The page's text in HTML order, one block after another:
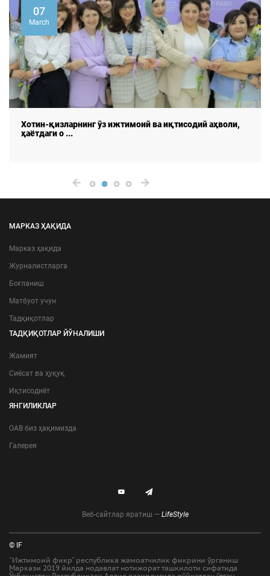
07
March
Хотин-қизларнинг ўз ижтимоий ва иқтисодий аҳволи,
ҳаётдаги о ...
МАРКАЗ ҲАҚИДА
Марказ ҳақида
Журналистларга
Боғланиш
Матбуот учун
Тадқиқотлар
ТАДҚИҚОТЛАР ЙЎНАЛИШИ
Жамият
Сиёсат ва ҳуқуқ
Иқтисодиёт
ЯНГИЛИКЛАР
ОАВ биз ҳақимизда
Галерея
Веб-сайтлар яратиш — LifeStyle
© IF
"Ижтимоий фикр" республика жамоатчилик фикрини ўрганиш
Маркази 2019 йилда нодавлат нотижорат ташкилоти сифатида